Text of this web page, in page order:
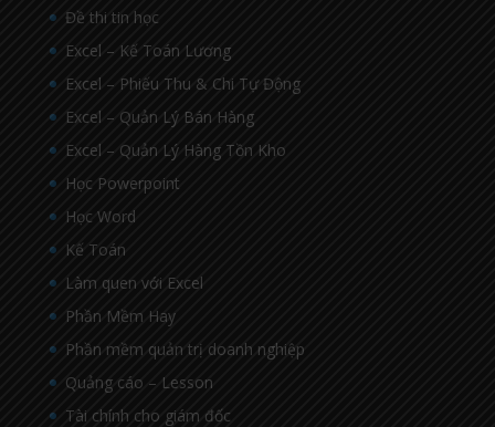
Đề thi tin học
Excel – Kế Toán Lương
Excel – Phiếu Thu & Chi Tự Động
Excel – Quản Lý Bán Hàng
Excel – Quản Lý Hàng Tồn Kho
Học Powerpoint
Học Word
Kế Toán
Làm quen với Excel
Phần Mềm Hay
Phần mềm quản trị doanh nghiệp
Quảng cáo – Lesson
Tài chính cho giám đốc